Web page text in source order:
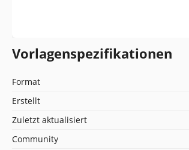
Vorlagenspezifikationen
Format
Erstellt
Zuletzt aktualisiert
Community